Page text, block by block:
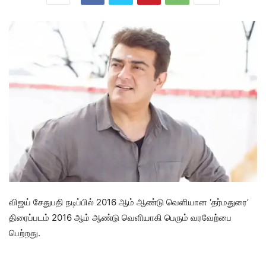
விஜய் சேதுபதி நடிப்பில் 2016 ஆம் ஆண்டு வெளியான ‘தர்மதுரை’
திரைப்படம் 2016 ஆம் ஆண்டு வெளியாகி பெரும் வரவேற்பை
பெற்றது.